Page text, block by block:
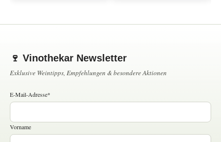
🍷 Vinothekar Newsletter
Exklusive Weintipps, Empfehlungen & besondere Aktionen
E-Mail-Adresse*
Vorname